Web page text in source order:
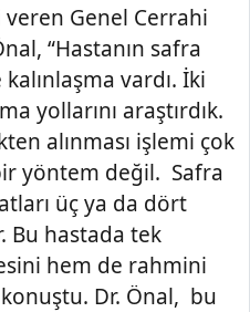
Genel Cerrahi
“Hastanın safra
vardı. İki
yollarını araştırdık.
alınması işlemi çok
yöntem değil. Safra
üç ya da dört
Bu hastada tek
hem de rahmini
Dr. Önal, bu